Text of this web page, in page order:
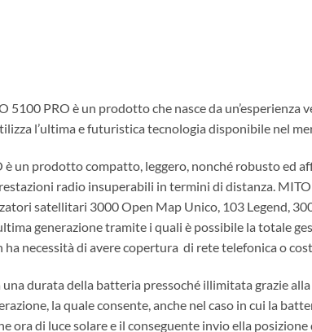
5100 PRO è un prodotto che nasce da un’esperienza
l’ultima e futuristica tecnologia disponibile nel
è un prodotto compatto, leggero, nonché robusto ed
radio insuperabili in termini di distanza. MITO
satellitari 3000 Open Map Unico, 103 Legend,
generazione tramite i quali è possibile la totale
necessità di avere copertura di rete telefonica o
durata della batteria pressoché illimitata grazie
la quale consente, anche nel caso in cui la
ora di luce solare e il conseguente invio ella posizione